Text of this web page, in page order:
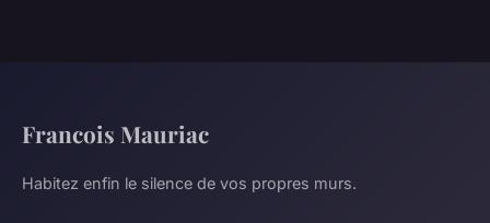
Francois Mauriac
Habitez enfin le silence de vos propres murs.